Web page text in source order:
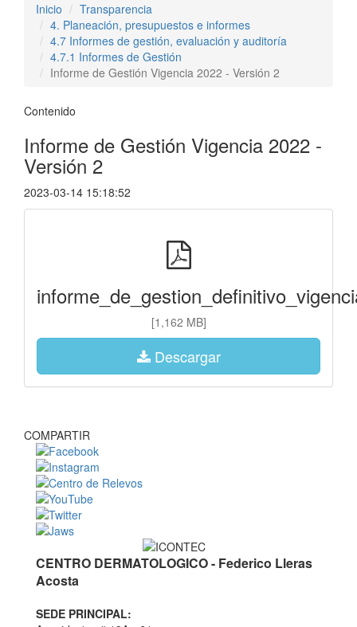
Inicio
Transparencia
4. Planeación, presupuestos e informes
4.7 Informes de gestión, evaluación y auditoría
4.7.1 Informes de Gestión
Informe de Gestión Vigencia 2022 - Versión 2
Contenido
Informe de Gestión Vigencia 2022 -
Versión 2
2023-03-14 15:18:52
[1,162 MB]
Descargar
COMPARTIR
CENTRO DERMATOLOGICO - Federico Lleras
Acosta
SEDE PRINCIPAL: